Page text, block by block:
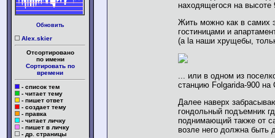
Обновить
Alex.skier
Отсортировано
по имени
Сортировать по
времени
- список тем
- читает тему
- пишет ответ
- создает тему
- правка
- читает личку
- пишет в личку
- др. страницы
находящегося на высоте
Жить можно как в самих
гостиницами и
(a la наши хрущебы,
... или в одном из
станцию Folgarida-900 на
Далее наверх
гондольный подъемник
поднимающий также от
возле него должна быть